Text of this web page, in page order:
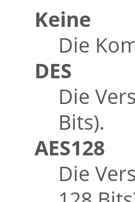
Keine
Die
DES
Die
Bits).
AES128
Die